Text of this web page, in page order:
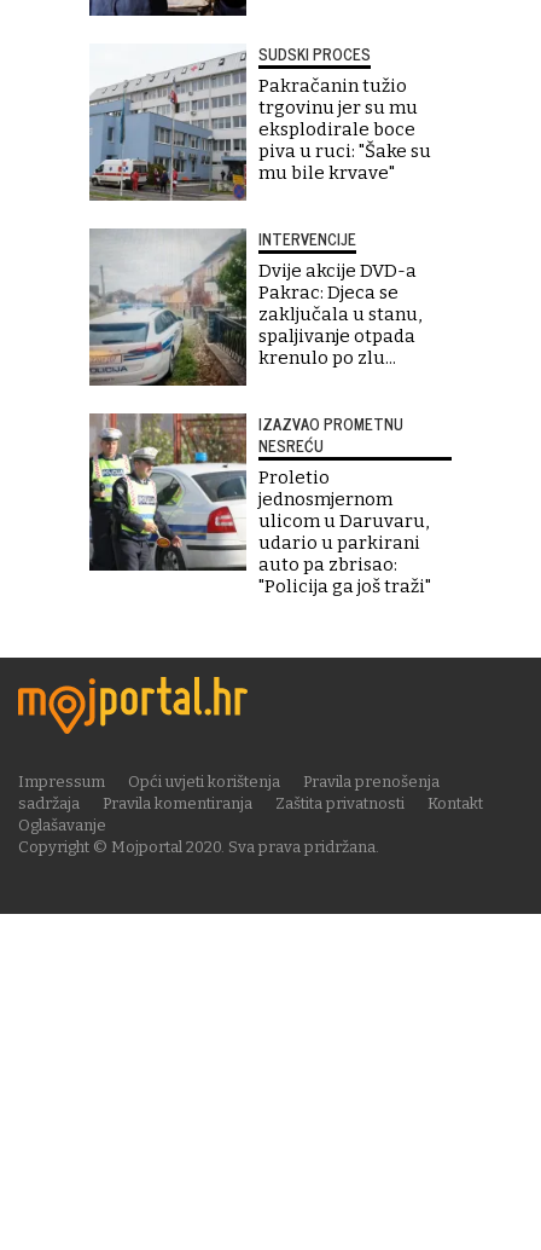
SUDSKI PROCES
Pakračanin tužio
trgovinu jer su mu
eksplodirale boce
piva u ruci: "Šake su
mu bile krvave"
INTERVENCIJE
Dvije akcije DVD-a
Pakrac: Djeca se
zaključala u stanu,
spaljivanje otpada
krenulo po zlu...
IZAZVAO PROMETNU
NESREĆU
Proletio
jednosmjernom
ulicom u Daruvaru,
udario u parkirani
auto pa zbrisao:
"Policija ga još traži"
Copyright © Mojportal 2020. Sva prava pridržana.
Impressum Opći uvjeti korištenja
Pravila prenošenja
sadržaja
Pravila komentiranja Zaštita privatnosti
Kontakt
Oglašavanje